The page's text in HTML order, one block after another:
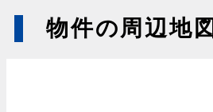
物件の周辺地図